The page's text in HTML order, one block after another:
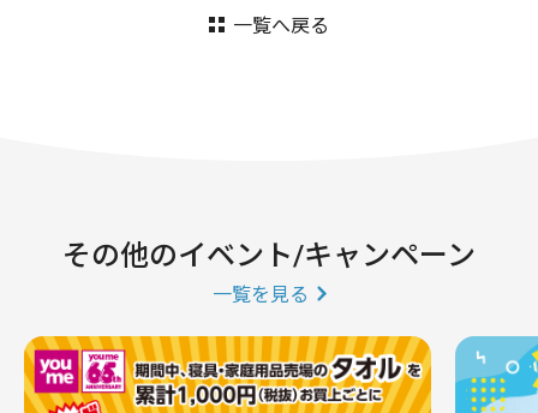
一覧へ戻る
その他のイベント/キャンペーン
一覧を見る